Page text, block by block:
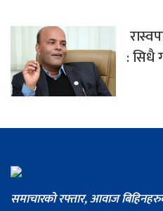
: सिधै
समाचारको रफ्तार, आवाज